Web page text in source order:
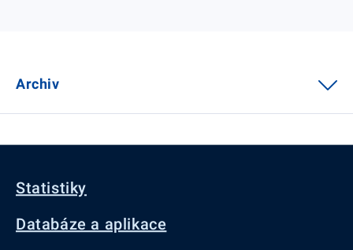
Archiv
Statistiky
Databáze a aplikace